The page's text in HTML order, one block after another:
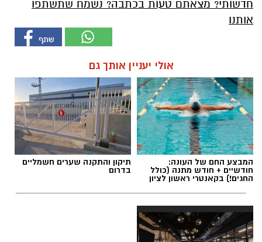
חדשותי? מצאתם טעות בכתבה? נשמח שתשתפו
אותנו
אולי יעניין אותך גם
המבצע החם של העונה:
חודשיים + חודש מתנה (כולל
החגים!) בקאנטרי ראשון לציון
תיקון והתקנה שערים חשמליים
בדרום